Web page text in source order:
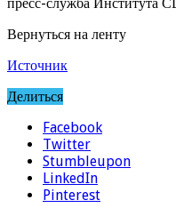
Вернуться на ленту
Источник
Делиться
Facebook
Twitter
Stumbleupon
LinkedIn
Pinterest